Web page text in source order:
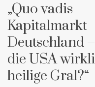
„Quo vadis
Kapitalmarkt
Deutschland
die USA
heilige Gral?“